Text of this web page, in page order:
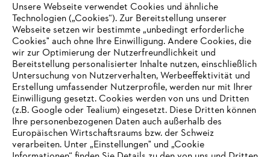
Unternehmen
Häufig gestellte Fragen
Support
Unsere Webseite verwendet Cookies und ähnliche
Technologien („Cookies“). Zur Bereitstellung unserer
Webseite setzen wir bestimmte „unbedingt erforderliche
Cookies" auch ohne Ihre Einwilligung. Andere Cookies, die
wir zur Optimierung der Nutzerfreundlichkeit und
Bereitstellung personalisierter Inhalte nutzen, einschließlich
Untersuchung von Nutzerverhalten, Werbeeffektivität und
Erstellung umfassender Nutzerprofile, werden nur mit Ihrer
Einwilligung gesetzt. Cookies werden von uns und Dritten
(z.B. Google oder Tealium) eingesetzt. Diese Dritten können
Ihre personenbezogenen Daten auch außerhalb des
Europäischen Wirtschaftsraums bzw. der Schweiz
verarbeiten. Unter „Einstellungen" und „Cookie